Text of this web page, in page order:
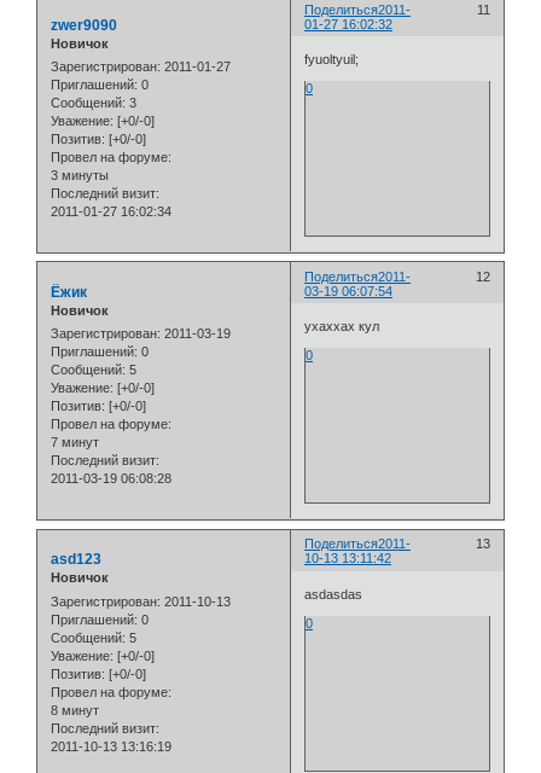
Поделиться 11
2011-
01-27 16:02:32
zwer9090
Новичок
Зарегистрирован: 2011-01-27
Приглашений: 0
Сообщений: 3
Уважение: [+0/-0]
Позитив: [+0/-0]
Провел на форуме:
3 минуты
Последний визит:
2011-01-27 16:02:34
fyuoltyuil;
0
Поделиться 12
2011-
03-19 06:07:54
Ёжик
Новичок
Зарегистрирован: 2011-03-19
Приглашений: 0
Сообщений: 5
Уважение: [+0/-0]
Позитив: [+0/-0]
Провел на форуме:
7 минут
Последний визит:
2011-03-19 06:08:28
ухаххах кул
0
Поделиться 13
2011-
10-13 13:11:42
asd123
Новичок
Зарегистрирован: 2011-10-13
Приглашений: 0
Сообщений: 5
Уважение: [+0/-0]
Позитив: [+0/-0]
Провел на форуме:
8 минут
Последний визит:
2011-10-13 13:16:19
asdasdas
0